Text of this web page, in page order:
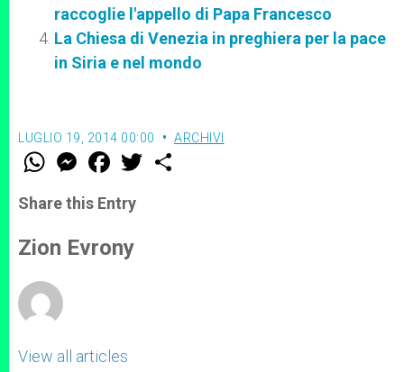
raccoglie l'appello di Papa Francesco
La Chiesa di Venezia in preghiera per la pace
in Siria e nel mondo
LUGLIO 19, 2014 00:00 ARCHIVI
W
t
s
p
p
M
e
s
e
g
e
F
a
e
b
o
k
w
Share this Entry
Zion Evrony
View all articles